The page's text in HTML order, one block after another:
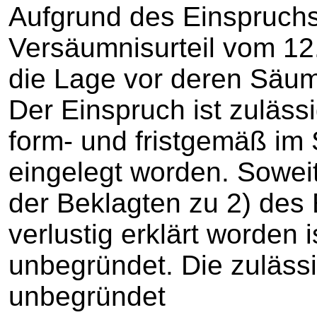
Aufgrund des
Versäumnisurteil vom
die Lage vor deren
Der Einspruch ist
form- und fristgemäß im
eingelegt worden.
der Beklagten zu 2) des
verlustig erklärt worden
unbegründet. Die
unbegründet